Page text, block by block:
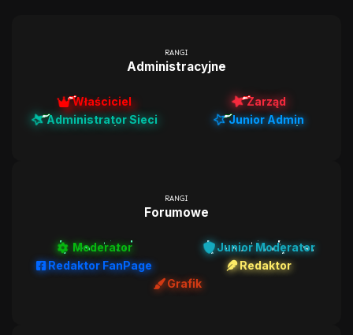
RANGI
Administracyjne
Właściciel
Zarząd
Administrator Sieci
Junior Admin
RANGI
Forumowe
Moderator
Junior Moderator
Redaktor FanPage
Redaktor
Grafik